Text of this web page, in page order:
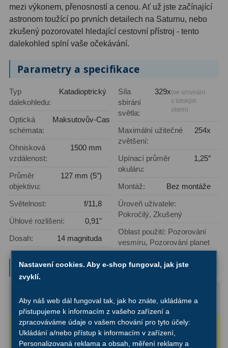
AstroFoto306
Planetární kamery19
T-kroužky
Adaptéry projekční
Adaptéry T2
Filtry L-RGB
Filtry CCD Hα, OIII
Filtrová kola a rámy
Rovnače a reduktory
Pointace 7
mezi výkonem, přenosností a cenou. Ať už jste začínající
astronom toužící po prvních detailech na Saturnu, nebo
zkušený pozorovatel hledající cestovní přístroj - tento
dalekohled splní vaše očekávání.
Parametry a specifikace
Typ
dalekohledu:
Katadioptrický
Optická
schémata:
Maksutovův-Cassegrainův
Ohnisková
vzdálenost:
1500 mm
Průměr
objektivu:
127 mm (5″)
Světelnost:
f/11,8
Úhlové rozlišení:
0,91"
Dosah:
14 magnituda
Síla
sbírání
světla:
329x(ve srovnání
s lidským
okem)
Maximální užitečné
zvětšení:
254x
Upínací průměr
okuláru:
1,25″
Montáž:
Bez montáže
Úroveň uživatele:
Pokročilý, Zkušený
Oblast použití: Pozorování
vesmíru, Pozorování planet
Typové zvětšení
(s okulárem 6 mm)
Okuláry 6-7 mm
Rozlišovací (1.4D):
188x
(s okulárem 8 mm)
Okuláry 8-9 mm
Nastavení cookies. Aby e-shop fungoval, jak jste
zvyklí.
Aby náš web dál fungoval tak, jak ho znáte, ukládáme a
přistupujeme k informacím z vašeho zařízení a
zpracováváme údaje o vašem chování pro tyto účely:
Ukládání a/nebo přístup k informacím v zařízení,
Personalizovaná reklama a obsah, měření reklamy a